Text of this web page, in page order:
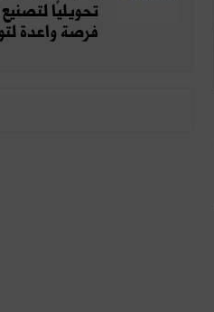
تحويليًا لتصنيع
فرصة واعدة